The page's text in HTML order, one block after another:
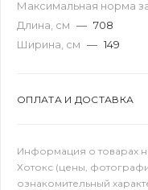
Максимальная норма
Длина, см — 708
Ширина, см — 149
ОПЛАТА И ДОСТАВКА
Информация о товарах
Хотокс (цены,
ознакомительный